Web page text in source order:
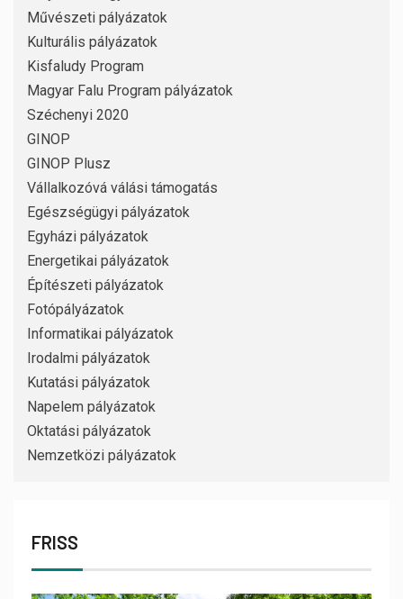
Művészeti pályázatok
Kulturális pályázatok
Kisfaludy Program
Magyar Falu Program pályázatok
Széchenyi 2020
GINOP
GINOP Plusz
Vállalkozóvá válási támogatás
Egészségügyi pályázatok
Egyházi pályázatok
Energetikai pályázatok
Építészeti pályázatok
Fotópályázatok
Informatikai pályázatok
Irodalmi pályázatok
Kutatási pályázatok
Napelem pályázatok
Oktatási pályázatok
Nemzetközi pályázatok
FRISS